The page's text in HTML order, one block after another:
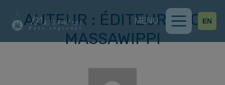
Main Navigation
MENU EN
AUTEUR : ÉDITEUR LAC
MASSAWIPPI